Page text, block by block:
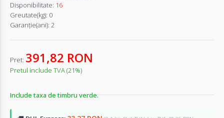
Disponibilitate: 16
Greutate(kg): 0
Garanţie(ani): 2
Pret: 391,82 RON
Pretul include TVA (21%)
Include taxa de timbru verde.